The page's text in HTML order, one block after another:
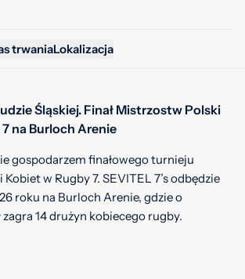
trwaniaLokalizacja
Śląskiej. Finał Mistrzostw Polski
na Burloch Arenie
gospodarzem finałowego turnieju
w Rugby 7. SEVITEL 7’s odbędzie
roku na Burloch Arenie, gdzie o
14 drużyn kobiecego rugby.